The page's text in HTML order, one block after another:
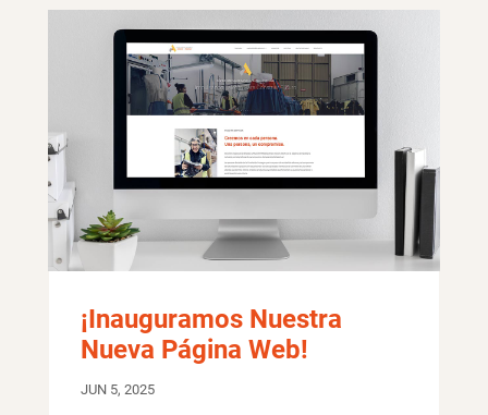
¡Inauguramos Nuestra
Nueva Página Web!
JUN 5, 2025